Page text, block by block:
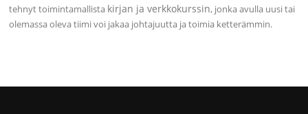
tehnyt toimintamallista kirjan ja verkkokurssin, jonka avulla uusi tai
olemassa oleva tiimi voi jakaa johtajuutta ja toimia ketterämmin.